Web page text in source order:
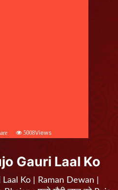
5008Views
Gauri Laal Ko
Laal Ko | Raman Dewan |